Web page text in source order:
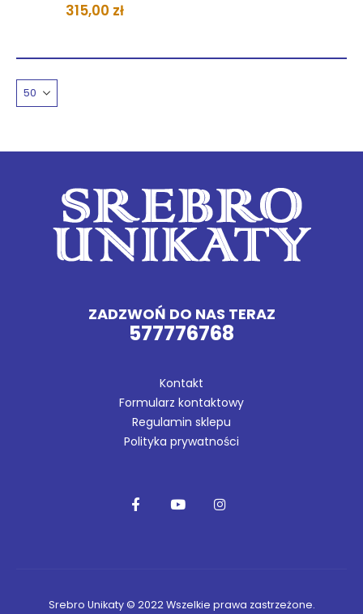
315,00 zł
ZADZWOŃ DO NAS TERAZ
577776768
Kontakt
Formularz kontaktowy
Regulamin sklepu
Polityka prywatności
Srebro Unikaty © 2022 Wszelkie prawa zastrzeżone.